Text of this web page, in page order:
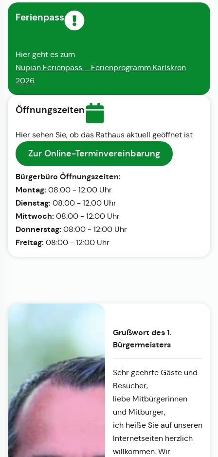
Ferienpass
Hier geht es zum
Nupian Ferienpass – Ferienprogramm Karlskron
2026
Öffnungszeiten
Hier sehen Sie, ob das Rathaus aktuell geöffnet ist
Zur Online-Terminvereinbarung
Bürgerbüro Öffnungszeiten:
Montag: 08:00 - 12:00 Uhr
Dienstag: 08:00 - 12:00 Uhr
Mittwoch: 08:00 - 12:00 Uhr
Donnerstag: 08:00 - 12:00 Uhr
Freitag: 08:00 - 12:00 Uhr
Grußwort des 1.
Bürgermeisters
Sehr geehrte Gäste und
Besucher,
liebe Mitbürgerinnen
und Mitbürger,
ich heiße Sie auf unseren
Internetseiten herzlich
willkommen. Wir